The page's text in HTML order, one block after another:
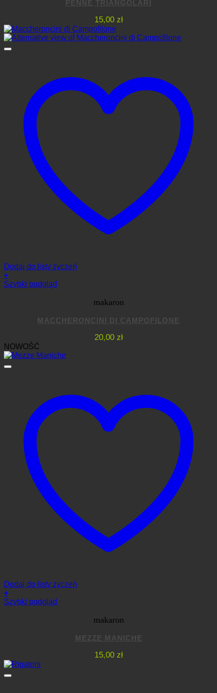
PENNE TRIANGOLARI
15,00 zł
Dodaj do listy życzeń
+
Szybki podgląd
makaron
MACCHERONCINI DI CAMPOFILONE
20,00 zł
NOWOŚĆ
Dodaj do listy życzeń
+
Szybki podgląd
makaron
MEZZE MANICHE
15,00 zł